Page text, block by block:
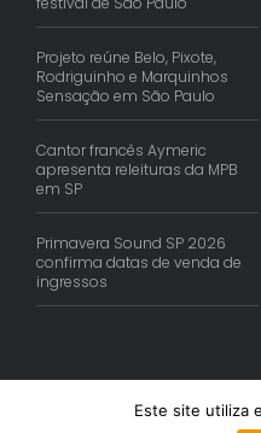
Projeto reúne Belo, Pixote,
Rodriguinho e Marquinhos
Sensação em São Paulo
Cantor francês Aymeric
apresenta releituras da MPB
em SP
Primavera Sound SP 2026
confirma datas de venda de
ingressos
Este site utiliza